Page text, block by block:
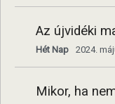
Az újvidéki
Hét Nap 2024.
Mikor, ha